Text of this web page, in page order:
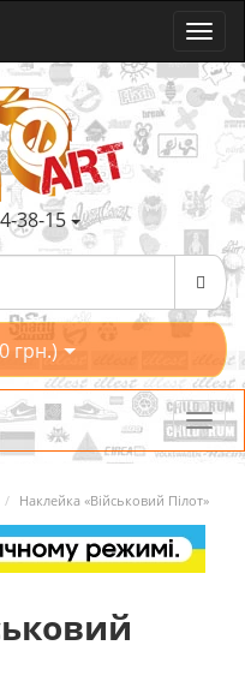
38-15
грн.)
Наклейка «Військовий Пілот»